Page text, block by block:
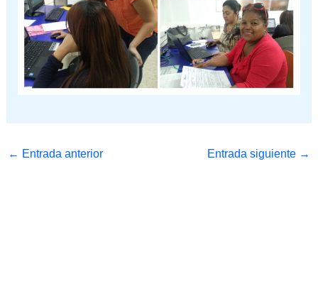
← Entrada anterior Entrada siguiente →